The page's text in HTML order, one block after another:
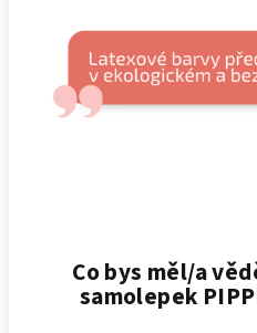
Co bys měl/a
samolepek